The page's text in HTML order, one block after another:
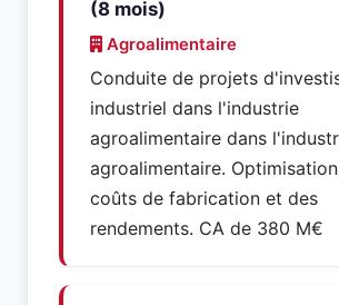
(8 mois)
Agroalimentaire
Conduite de projets
industriel dans l'industrie
agroalimentaire dans
agroalimentaire.
coûts de fabrication et des
rendements. CA de 380 M€